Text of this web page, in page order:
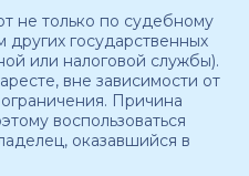
не только по судебному
государственных
или налоговой службы).
вне зависимости от
Причина
воспользоваться
оказавшийся в